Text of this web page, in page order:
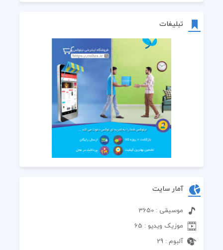
تبلیغات
آمار سایت
موسیقی : 3650
موزیک ویدیو : 65
آلبوم : 29